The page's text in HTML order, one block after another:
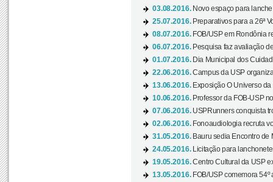
03.08.2016. Novo espaço para
25.07.2016. Preparativos para a 26ª
08.07.2016. FOB/USP em Rondônia
06.07.2016. Pesquisa faz avaliação
01.07.2016. Dia Municipal dos
22.06.2016.Campus da USP
13.06.2016. Exposição O Universo
10.06.2016. Professor da FOB-USP
07.06.2016. USPRunners conquista
02.06.2016. Fonoaudiologia recruta
31.05.2016. Bauru sedia Encontro de
24.05.2016.
Licitação para
19.05.2016.Centro Cultural da USP
13.05.2016. FOB/USP comemora